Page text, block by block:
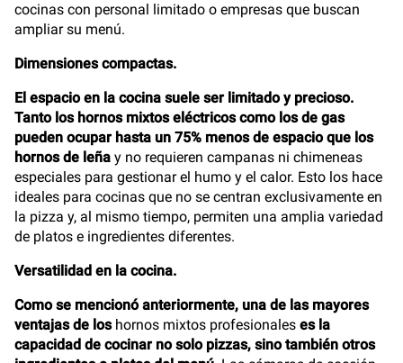
cocinas con personal limitado o empresas que buscan
ampliar su menú.
Dimensiones compactas.
El espacio en la cocina suele ser limitado y precioso.
Tanto los hornos mixtos eléctricos como los de gas
pueden ocupar hasta un 75% menos de espacio que los
hornos de leña y no requieren campanas ni chimeneas
especiales para gestionar el humo y el calor. Esto los hace
ideales para cocinas que no se centran exclusivamente en
la pizza y, al mismo tiempo, permiten una amplia variedad
de platos e ingredientes diferentes.
Versatilidad en la cocina.
Como se mencionó anteriormente, una de las mayores
ventajas de los hornos mixtos profesionales es la
capacidad de cocinar no solo pizzas, sino también otros